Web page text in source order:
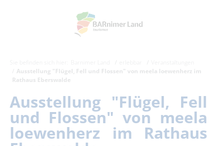
Ausstellung "Flügel, Fell und Flossen" von meela loewenherz im
Rathaus Eberswalde
Ausstellung "Flügel, Fell
und Flossen" von meela
loewenherz im Rathaus